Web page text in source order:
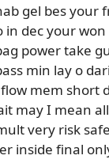
gel bes your
in dec your
power take
min lay o
mem short
may I mean
very risk
inside final